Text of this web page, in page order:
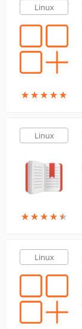
Linux
★★★★★
★★★★★
Linux
★★★★★
★★★★★
Linux